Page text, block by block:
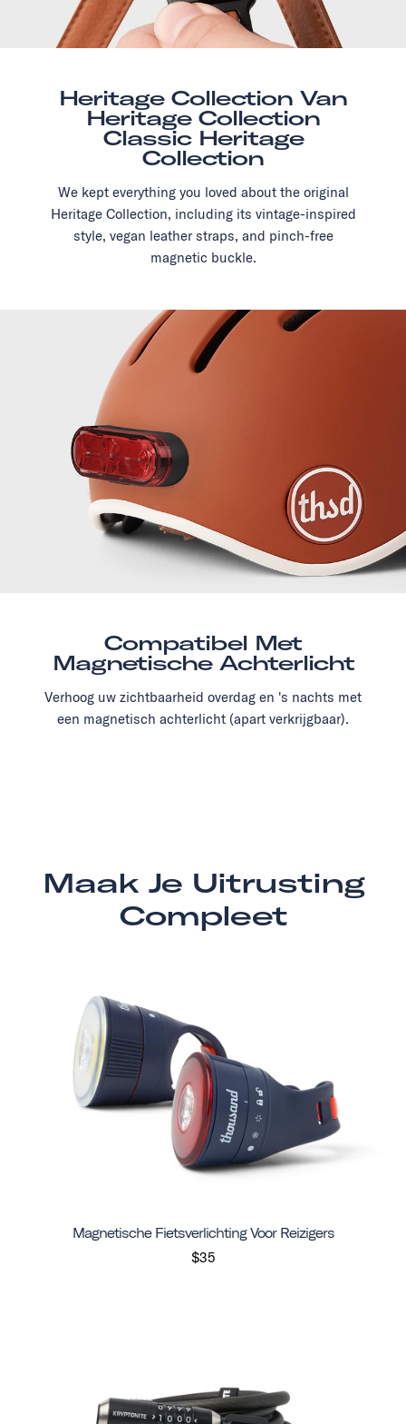
Heritage Collection Van
Heritage Collection
Classic Heritage
Collection
We kept everything you loved about the original
Heritage Collection, including its vintage-inspired
style, vegan leather straps, and pinch-free
magnetic buckle.
Compatibel Met
Magnetische Achterlicht
Verhoog uw zichtbaarheid overdag en 's nachts met
een magnetisch achterlicht (apart verkrijgbaar).
Maak Je Uitrusting
Compleet
Magnetische Fietsverlichting Voor Reizigers
$35